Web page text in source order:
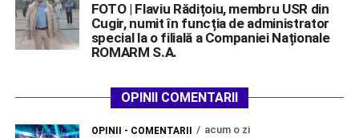
FOTO | Flaviu Rădițoiu, membru USR din
Cugir, numit în funcția de administrator
special la o filială a Companiei Naționale
ROMARM S.A.
OPINII COMENTARII
OPINII - COMENTARII acum o zi